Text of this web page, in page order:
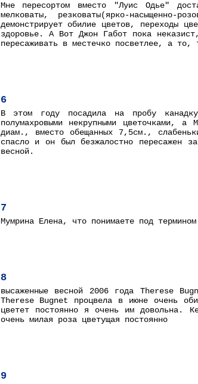
Мне пересортом вместо "Луис Одье"
мелковаты, резковаты(ярко-
демонстрирует обилие цветов, переходы
здоровье. А Вот Джон Габот пока
пересаживать в местечко посветлее, а
6
В этом году посадила на пробу канадку
полумахровыми некрупными цветочками, а
диам., вместо обещанных 7,5см.,
спасло и он был безжалостно пересажен
весной.
7
Мумрина Елена, что понимаете под
8
высаженные весной 2006 года Therese
Therese Bugnet процвела в июне очень
цветет постоянно я очень им довольна.
очень милая роза цветущая постоянно
9